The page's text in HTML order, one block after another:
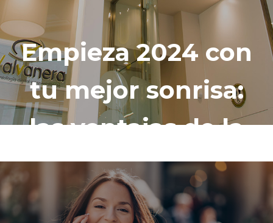
Empieza 2024 con
tu mejor sonrisa:
las ventajas de la
ortodoncia